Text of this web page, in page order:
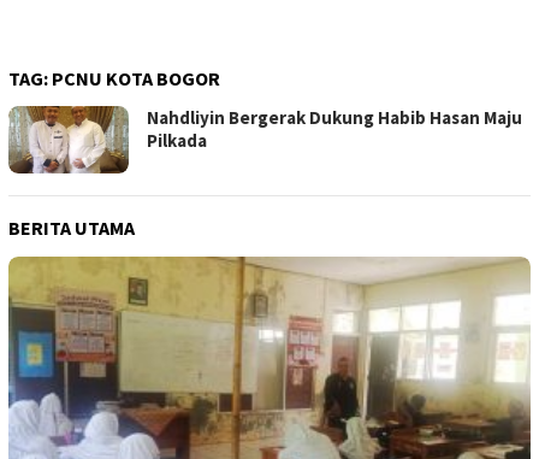
TAG: PCNU KOTA BOGOR
Nahdliyin Bergerak Dukung Habib Hasan Maju
Pilkada
BERITA UTAMA